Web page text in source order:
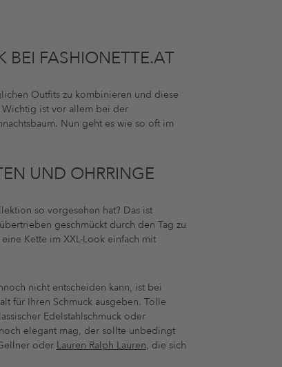
BEI FASHIONETTE.AT
Outfits zu kombinieren und diese
Wichtig ist vor allem bei der
Nun geht es wie so oft im
UND OHRRINGE
so vorgesehen hat? Das ist
geschmückt durch den Tag zu
Kette im XXL-Look einfach mit
nicht entscheiden kann, ist bei
für Ihren Schmuck ausgeben. Tolle
Edelstahlschmuck oder
elegant mag, der sollte unbedingt
oder Lauren Ralph Lauren, die sich